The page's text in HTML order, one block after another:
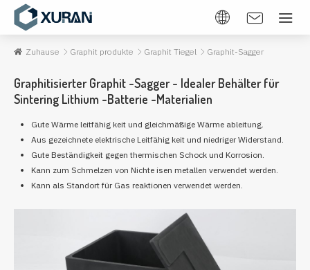
Zuhause Graphit produkte Graphit Tiegel Graphit-Sagger
Graphitisierter Graphit -Sagger - Idealer Behälter für
Sintering Lithium -Batterie -Materialien
Gute Wärme leitfähig keit und gleichmäßige Wärme ableitung.
Aus gezeichnete elektrische Leitfähig keit und niedriger Widerstand.
Gute Beständigkeit gegen thermischen Schock und Korrosion.
Kann zum Schmelzen von Nichte isen metallen verwendet werden.
Kann als Standort für Gas reaktionen verwendet werden.